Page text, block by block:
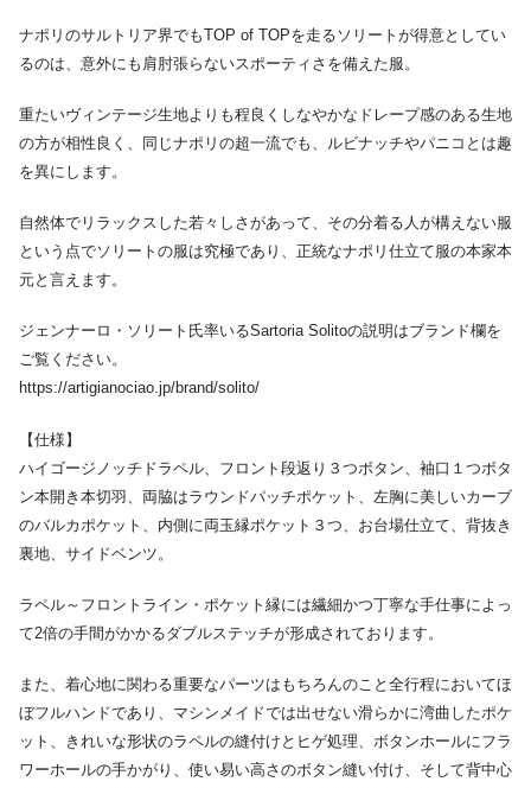
ナポリのサルトリア界でもTOP of TOPを走るソリートが得意としてい
るのは、意外にも肩肘張らないスポーティさを備えた服。
重たいヴィンテージ生地よりも程良くしなやかなドレープ感のある生地
の方が相性良く、同じナポリの超一流でも、ルビナッチやパニコとは趣
を異にします。
自然体でリラックスした若々しさがあって、その分着る人が構えない服
という点でソリートの服は究極であり、正統なナポリ仕立て服の本家本
元と言えます。
ジェンナーロ・ソリート氏率いるSartoria Solitoの説明はブランド欄を
ご覧ください。
https://artigianociao.jp/brand/solito/
【仕様】
ハイゴージノッチドラペル、フロント段返り３つボタン、袖口１つボタ
ン本開き本切羽、両脇はラウンドパッチポケット、左胸に美しいカーブ
のバルカポケット、内側に両玉縁ポケット３つ、お台場仕立て、背抜き
裏地、サイドベンツ。
ラペル～フロントライン・ポケット縁には繊細かつ丁寧な手仕事によっ
て2倍の手間がかかるダブルステッチが形成されております。
また、着心地に関わる重要なパーツはもちろんのこと全行程においてほ
ぼフルハンドであり、マシンメイドでは出せない滑らかに湾曲したポケ
ット、きれいな形状のラペルの縫付けとヒゲ処理、ボタンホールにフラ
ワーホールの手かがり、使い易い高さのボタン縫い付け、そして背中心